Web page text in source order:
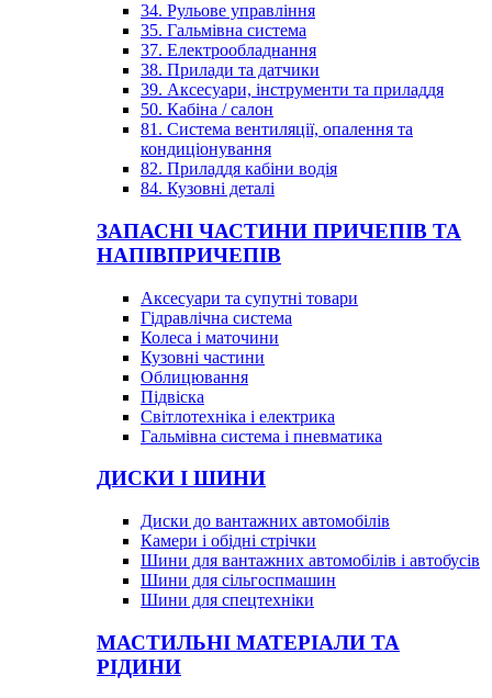
34. Рульове управління
35. Гальмівна система
37. Електрообладнання
38. Прилади та датчики
39. Аксесуари, інструменти та приладдя
50. Кабіна / салон
81. Система вентиляції, опалення та
кондиціонування
82. Приладдя кабіни водія
84. Кузовні деталі
ЗАПАСНІ ЧАСТИНИ ПРИЧЕПІВ ТА
НАПІВПРИЧЕПІВ
Аксесуари та супутні товари
Гідравлічна система
Колеса і маточини
Кузовні частини
Облицювання
Підвіска
Світлотехніка і електрика
Гальмівна система і пневматика
ДИСКИ І ШИНИ
Диски до вантажних автомобілів
Камери і обідні стрічки
Шини для вантажних автомобілів і автобусів
Шини для сільгоспмашин
Шини для спецтехніки
МАСТИЛЬНІ МАТЕРІАЛИ ТА
РІДИНИ